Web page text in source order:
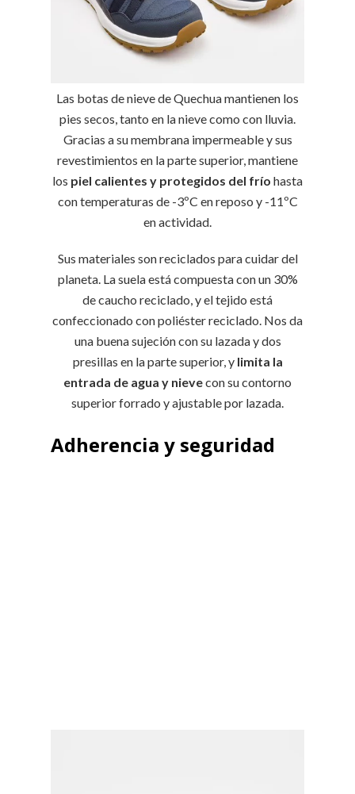
Las botas de nieve de Quechua mantienen los
pies secos, tanto en la nieve como con lluvia.
Gracias a su membrana impermeable y sus
revestimientos en la parte superior, mantiene
los piel calientes y protegidos del frío hasta
con temperaturas de -3ºC en reposo y -11ºC
en actividad.
Sus materiales son reciclados para cuidar del
planeta. La suela está compuesta con un 30%
de caucho reciclado, y el tejido está
confeccionado con poliéster reciclado. Nos da
una buena sujeción con su lazada y dos
presillas en la parte superior, y limita la
entrada de agua y nievecon su contorno
superior forrado y ajustable por lazada.
Adherencia y seguridad